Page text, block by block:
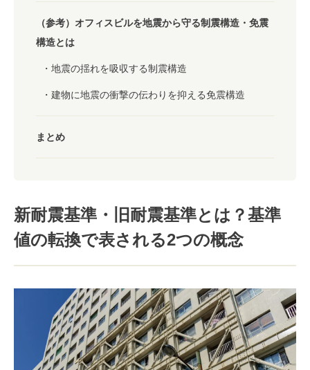
（参考）オフィスビルを地震から守る制震構造・免震
構造とは
地震の揺れを吸収する制震構造
建物に地震の衝撃の伝わりを抑える免震構造
まとめ
新耐震基準・旧耐震基準とは？基準
値の転換で表される2つの概念